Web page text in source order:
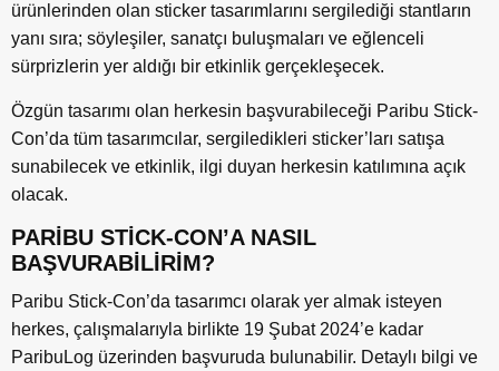
ürünlerinden olan sticker tasarımlarını sergilediği stantların
yanı sıra; söyleşiler, sanatçı buluşmaları ve eğlenceli
sürprizlerin yer aldığı bir etkinlik gerçekleşecek.
Özgün tasarımı olan herkesin başvurabileceği Paribu Stick-
Con’da tüm tasarımcılar, sergiledikleri sticker’ları satışa
sunabilecek ve etkinlik, ilgi duyan herkesin katılımına açık
olacak.
PARİBU STİCK-CON’A NASIL
BAŞVURABİLİRİM?
Paribu Stick-Con’da tasarımcı olarak yer almak isteyen
herkes, çalışmalarıyla birlikte 19 Şubat 2024’e kadar
ParibuLog üzerinden başvuruda bulunabilir. Detaylı bilgi ve